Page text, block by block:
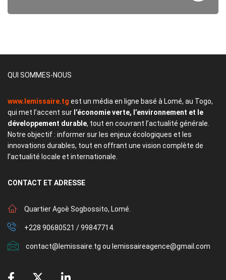
QUI SOMMES-NOUS
www.lemissaire.tg est un média en ligne basé à Lomé, au Togo,
qui met l’accent sur l’économie verte, l’environnement et le
développement durable, tout en couvrant l’actualité générale.
Notre objectif : informer sur les enjeux écologiques et les
innovations durables, tout en offrant une vision complète de
l’actualité locale et internationale.
CONTACT ET ADRESSE
Quartier Agoè Sogbossito, Lomé.
+228 90680521 / 99847714.
contact@lemissaire.tg ou lemissaireagence@gmail.com